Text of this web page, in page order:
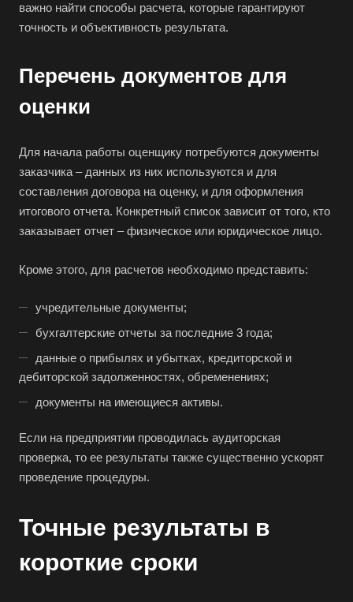
важно найти способы расчета, которые гарантируют
точность и объективность результата.
Перечень документов для
оценки
Для начала работы оценщику потребуются документы
заказчика – данных из них используются и для
составления договора на оценку, и для оформления
итогового отчета. Конкретный список зависит от того, кто
заказывает отчет – физическое или юридическое лицо.
Кроме этого, для расчетов необходимо представить:
учредительные документы;
бухгалтерские отчеты за последние 3 года;
данные о прибылях и убытках, кредиторской и
дебиторской задолженностях, обременениях;
документы на имеющиеся активы.
Если на предприятии проводилась аудиторская
проверка, то ее результаты также существенно ускорят
проведение процедуры.
Точные результаты в
короткие сроки
Белорецк
Бердск
Березники
Бирск
Бирюч
Благодарный
Боготол
Большой Камень
Бор
Боровичи
Брянск
Бугуруслан